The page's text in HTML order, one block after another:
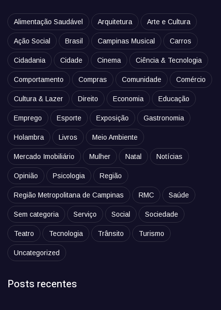
Alimentação Saudável Arquitetura Arte e Cultura
Ação Social Brasil Campinas Musical Carros
Cidadania Cidade Cinema Ciência & Tecnologia
Comportamento Compras Comunidade Comércio
Cultura & Lazer Direito Economia Educação
Emprego Esporte Exposição Gastronomia
Holambra Livros Meio Ambiente
Mercado Imobiliário Mulher Natal Notícias
Opinião Psicologia Região
Região Metropolitana de Campinas RMC Saúde
Sem categoria Serviço Social Sociedade
Teatro Tecnologia Trânsito Turismo
Uncategorized
Posts recentes